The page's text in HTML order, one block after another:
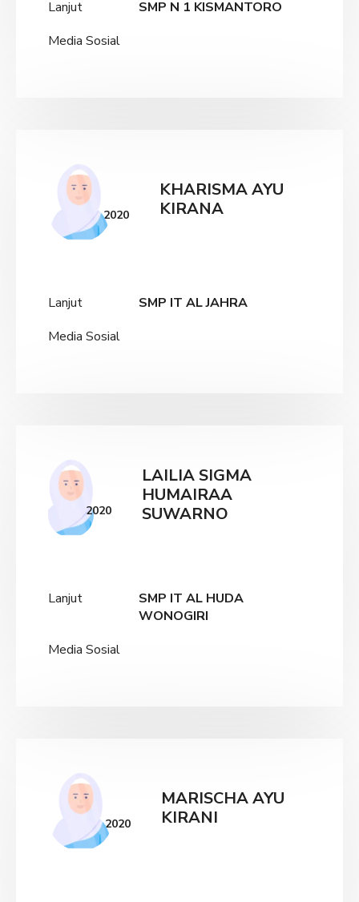
Lanjut
SMP N 1 KISMANTORO
Media Sosial
2020
KHARISMA AYU
KIRANA
Lanjut
SMP IT AL JAHRA
Media Sosial
2020
LAILIA SIGMA
HUMAIRAA
SUWARNO
Lanjut
SMP IT AL HUDA
WONOGIRI
Media Sosial
2020
MARISCHA AYU
KIRANI